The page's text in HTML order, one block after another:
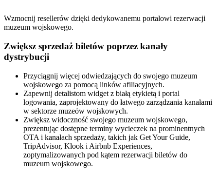
Wzmocnij resellerów dzięki dedykowanemu portalowi rezerwacji
muzeum wojskowego.
Zwiększ sprzedaż biletów poprzez kanały
dystrybucji
Przyciągnij więcej odwiedzających do swojego muzeum
wojskowego za pomocą linków afiliacyjnych.
Zapewnij detalistom widget z białą etykietą i portal
logowania, zaprojektowany do łatwego zarządzania kanałami
w sektorze muzeów wojskowych.
Zwiększ widoczność swojego muzeum wojskowego,
prezentując dostępne terminy wycieczek na prominentnych
OTA i kanałach sprzedaży, takich jak Get Your Guide,
TripAdvisor, Klook i Airbnb Experiences,
zoptymalizowanych pod kątem rezerwacji biletów do
muzeum wojskowego.